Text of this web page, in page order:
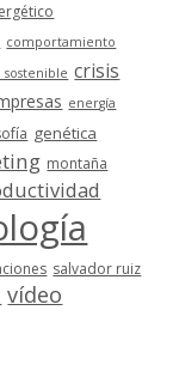
comportamiento
crisis
energía
genética
montaña
salvador ruiz
vídeo